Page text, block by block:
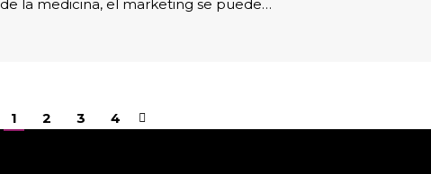
la medicina, el marketing se puede…
1 2 3 4